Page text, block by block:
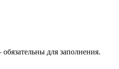
для заполнения.